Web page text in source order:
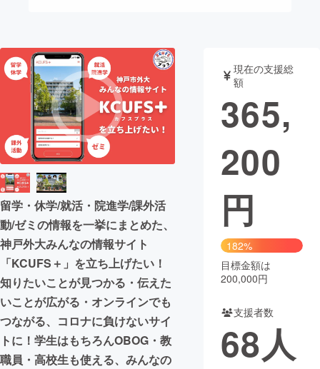
留学・休学/就活・院進学/課外活
動/ゼミの情報を一挙にまとめた、
神戸外大みんなの情報サイト
「KCUFS＋」を立ち上げたい！
知りたいことが見つかる・伝えた
いことが広がる・オンラインでも
つながる、コロナに負けないサイ
トに！学生はもちろんOBOG・教
職員・高校生も使える、みんなの
現在の支援総
額
365,
200
円
182%
目標金額は
200,000円
支援者数
68人